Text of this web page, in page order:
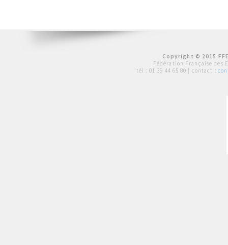
Copyright © 2015
Fédération Française des
tél : 01 39 44 65 80 | contact :